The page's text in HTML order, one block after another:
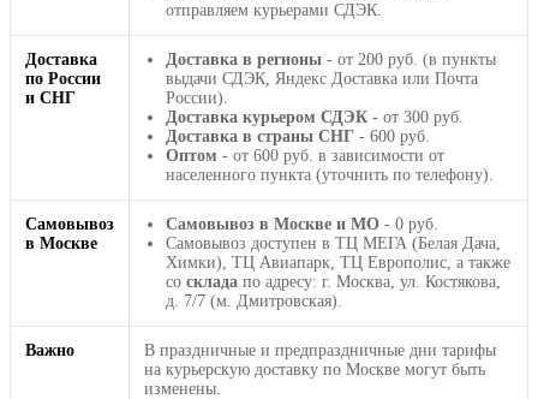
отправляем курьерами СДЭК.
Доставка
по России
и СНГ
Доставка в регионы - от 200 руб. (в пункты
выдачи СДЭК, Яндекс Доставка или Почта
России).
Доставка курьером СДЭК - от 300 руб.
Доставка в страны СНГ - 600 руб.
Оптом - от 600 руб. в зависимости от
населенного пункта (уточнить по телефону).
Самовывоз
в Москве
Самовывоз в Москве и МО - 0 руб.
Самовывоз доступен в ТЦ МЕГА (Белая Дача,
Химки), ТЦ Авиапарк, ТЦ Европолис, а также
со склада по адресу: г. Москва, ул. Костякова,
д. 7/7 (м. Дмитровская).
Важно
В праздничные и предпраздничные дни тарифы
на курьерскую доставку по Москве могут быть
изменены.